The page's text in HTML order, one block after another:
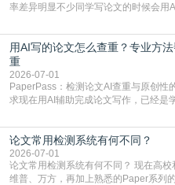
率差异明显不少同学写论文的时候会用
实际情况和大家想的不太一样。AI训练
内容本质是按照语义概率拼接已有内
直接引用整段已有内容，所以查重率偏
用AI写的论文怎么查重？专业方
重
2026-07-01
PaperPass：检测论文AI查重与原创性
求现在用AI辅助完成论文写作，已经是
但很多人忽略了，AI生成的内容天生
含大量已公开的学术内容、网络原创内
复片
论文常用检测系统有何不同？
2026-07-01
论文常用检测系统有何不同？ 现在高校和期刊常用的论文查重系统主要是知网、
维普、万方，再加上熟悉的Paper系列